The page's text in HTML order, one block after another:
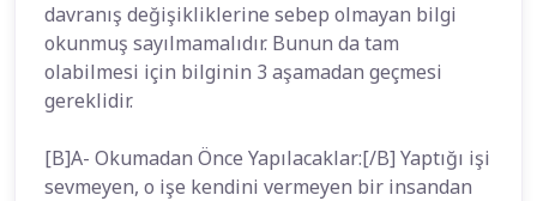
davranış değişikliklerine sebep olmayan bilgi
okunmuş sayılmamalıdır. Bunun da tam
olabilmesi için bilginin 3 aşamadan geçmesi
gereklidir.
[B]A- Okumadan Önce Yapılacaklar:[/B] Yaptığı işi
sevmeyen, o işe kendini vermeyen bir insandan